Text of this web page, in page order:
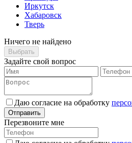
Иркутск
Хабаровск
Тверь
Ничего не найдено
Выбрать
Задайте свой вопрос
Даю согласие на обработку
Отправить
Перезвоните мне